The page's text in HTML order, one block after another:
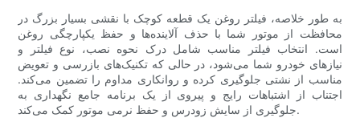
به طور خلاصه، فیلتر روغن یک قطعه کوچک با نقشی بسیار بزرگ در
محافظت از موتور شما با حذف آلاینده‌ها و حفظ یکپارچگی روغن
است. انتخاب فیلتر مناسب شامل درک نحوه نصب، نوع فیلتر و
نیازهای خودرو شما می‌شود، در حالی که تکنیک‌های بازرسی و تعویض
مناسب از نشتی جلوگیری کرده و روانکاری مداوم را تضمین می‌کند.
اجتناب از اشتباهات رایج و پیروی از یک برنامه جامع نگهداری به
جلوگیری از سایش زودرس و حفظ نرمی موتور کمک می‌کند.